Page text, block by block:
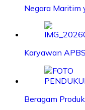
Negara Maritim
Karyawan
Beragam